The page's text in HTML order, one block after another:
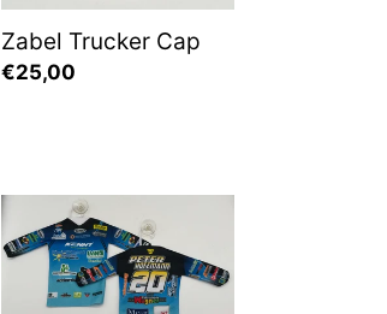
Zabel Trucker Cap
Normaler
€25,00
Sidecar-
MX
Team
Peter